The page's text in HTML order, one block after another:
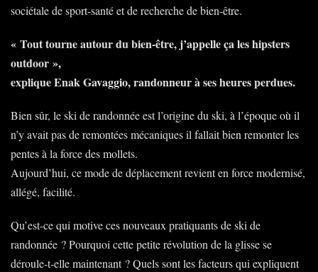
sociétale de sport-santé et de recherche de bien-être.
« Tout tourne autour du bien-être, j’appelle ça les hipsters
outdoor »,
explique Enak Gavaggio, randonneur à ses heures perdues.
Bien sûr, le ski de randonnée est l’origine du ski, à l’époque où il
n’y avait pas de remontées mécaniques il fallait bien remonter les
pentes à la force des mollets.
Aujourd’hui, ce mode de déplacement revient en force modernisé,
allégé, facilité.
Qu’est-ce qui motive ces nouveaux pratiquants de ski de
randonnée ? Pourquoi cette petite révolution de la glisse se
déroule-t-elle maintenant ? Quels sont les facteurs qui expliquent